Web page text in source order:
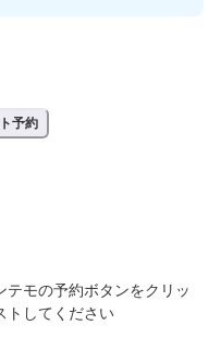
予約
テモの予約ボタンをクリッ
トしてください